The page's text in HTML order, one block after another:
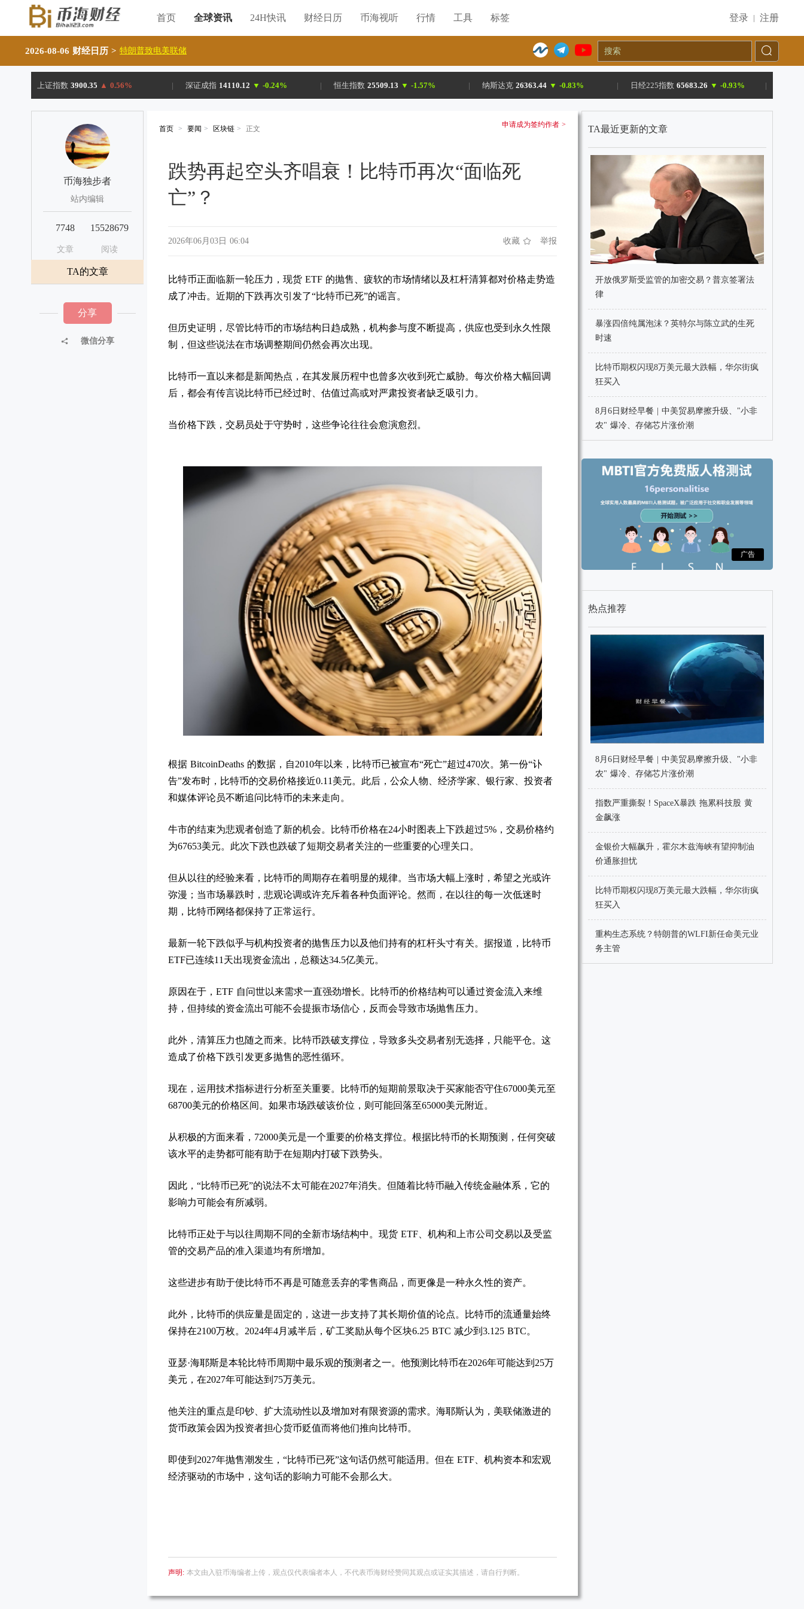
首页 全球资讯 24H快讯 财经日历 币海视听 行情 工具 标签 登录 | 注册
2026-08-06 财经日历 > 特朗普致电美联储
上证指数 3900.35 ▲ 0.56% | 深证成指 14110.12 ▼ -0.24% | 恒生指数 25509.13 ▼ -1.57% | 纳斯达克 26363.44 ▼ -0.83% | 日经225指数 65683.26 ▼ -0.93% |
币海独步者
站内编辑
7748
文章
15528679
阅读
TA的文章
分享
微信分享
首页 > 要闻 > 区块链 > 正文 申请成为签约作者 >
跌势再起空头齐唱衰！比特币再次“面临死
亡”？
2026年06月03日 06:04 收藏 举报
比特币正面临新一轮压力，现货 ETF 的抛售、疲软的市场情绪以及杠杆清算都对价格走势造
成了冲击。近期的下跌再次引发了“比特币已死”的谣言。
但历史证明，尽管比特币的市场结构日趋成熟，机构参与度不断提高，供应也受到永久性限
制，但这些说法在市场调整期间仍然会再次出现。
比特币一直以来都是新闻热点，在其发展历程中也曾多次收到死亡威胁。每次价格大幅回调
后，都会有传言说比特币已经过时、估值过高或对严肃投资者缺乏吸引力。
当价格下跌，交易员处于守势时，这些争论往往会愈演愈烈。
根据 BitcoinDeaths 的数据，自2010年以来，比特币已被宣布“死亡”超过470次。第一份“讣
告”发布时，比特币的交易价格接近0.11美元。此后，公众人物、经济学家、银行家、投资者
和媒体评论员不断追问比特币的未来走向。
牛市的结束为悲观者创造了新的机会。比特币价格在24小时图表上下跌超过5%，交易价格约
为67653美元。此次下跌也跌破了短期交易者关注的一些重要的心理关口。
但从以往的经验来看，比特币的周期存在着明显的规律。当市场大幅上涨时，希望之光或许
弥漫；当市场暴跌时，悲观论调或许充斥着各种负面评论。然而，在以往的每一次低迷时
期，比特币网络都保持了正常运行。
最新一轮下跌似乎与机构投资者的抛售压力以及他们持有的杠杆头寸有关。据报道，比特币
ETF已连续11天出现资金流出，总额达34.5亿美元。
原因在于，ETF 自问世以来需求一直强劲增长。比特币的价格结构可以通过资金流入来维
持，但持续的资金流出可能不会提振市场信心，反而会导致市场抛售压力。
此外，清算压力也随之而来。比特币跌破支撑位，导致多头交易者别无选择，只能平仓。这
造成了价格下跌引发更多抛售的恶性循环。
现在，运用技术指标进行分析至关重要。比特币的短期前景取决于买家能否守住67000美元至
68700美元的价格区间。如果市场跌破该价位，则可能回落至65000美元附近。
从积极的方面来看，72000美元是一个重要的价格支撑位。根据比特币的长期预测，任何突破
该水平的走势都可能有助于在短期内打破下跌势头。
因此，“比特币已死”的说法不太可能在2027年消失。但随着比特币融入传统金融体系，它的
影响力可能会有所减弱。
比特币正处于与以往周期不同的全新市场结构中。现货 ETF、机构和上市公司交易以及受监
管的交易产品的准入渠道均有所增加。
这些进步有助于使比特币不再是可随意丢弃的零售商品，而更像是一种永久性的资产。
此外，比特币的供应量是固定的，这进一步支持了其长期价值的论点。比特币的流通量始终
保持在2100万枚。2024年4月减半后，矿工奖励从每个区块6.25 BTC 减少到3.125 BTC。
亚瑟·海耶斯是本轮比特币周期中最乐观的预测者之一。他预测比特币在2026年可能达到25万
美元，在2027年可能达到75万美元。
他关注的重点是印钞、扩大流动性以及增加对有限资源的需求。海耶斯认为，美联储激进的
货币政策会因为投资者担心货币贬值而将他们推向比特币。
即使到2027年抛售潮发生，“比特币已死”这句话仍然可能适用。但在 ETF、机构资本和宏观
经济驱动的市场中，这句话的影响力可能不会那么大。
声明: 本文由入驻币海编者上传，观点仅代表编者本人，不代表币海财经赞同其观点或证实其描述，请自行判断。
TA最近更新的文章
开放俄罗斯受监管的加密交易？普京签署法
律
暴涨四倍纯属泡沫？英特尔与陈立武的生死
时速
比特币期权闪现8万美元最大跌幅，华尔街疯
狂买入
8月6日财经早餐 | 中美贸易摩擦升级、"小非
农" 爆冷、存储芯片涨价潮
广告
热点推荐
8月6日财经早餐 | 中美贸易摩擦升级、"小非
农" 爆冷、存储芯片涨价潮
指数严重撕裂！SpaceX暴跌 拖累科技股 黄
金飙涨
金银价大幅飙升，霍尔木兹海峡有望抑制油
价通胀担忧
比特币期权闪现8万美元最大跌幅，华尔街疯
狂买入
重构生态系统？特朗普的WLFI新任命美元业
务主管